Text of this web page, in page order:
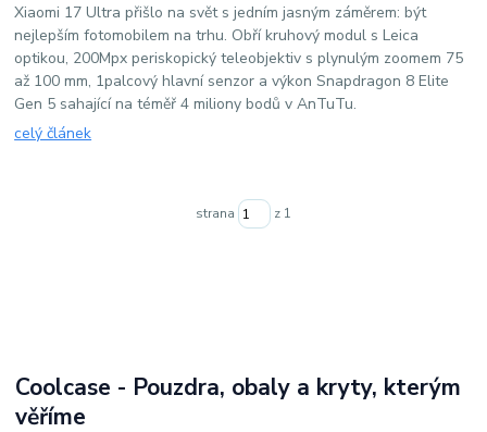
Xiaomi 17 Ultra přišlo na svět s jedním jasným záměrem: být
nejlepším fotomobilem na trhu. Obří kruhový modul s Leica
optikou, 200Mpx periskopický teleobjektiv s plynulým zoomem 75
až 100 mm, 1palcový hlavní senzor a výkon Snapdragon 8 Elite
Gen 5 sahající na téměř 4 miliony bodů v AnTuTu.
celý článek
strana z 1
Coolcase - Pouzdra, obaly a kryty, kterým
věříme